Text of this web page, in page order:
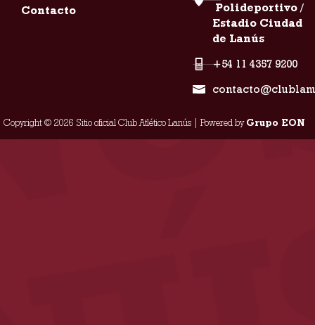
Contacto
Polideportivo /
Estadio Ciudad
de Lanús
+54 11 4357 9200
Copyright © 2026 Sitio oficial Club Atlético Lanús | Powered byGrupo EON